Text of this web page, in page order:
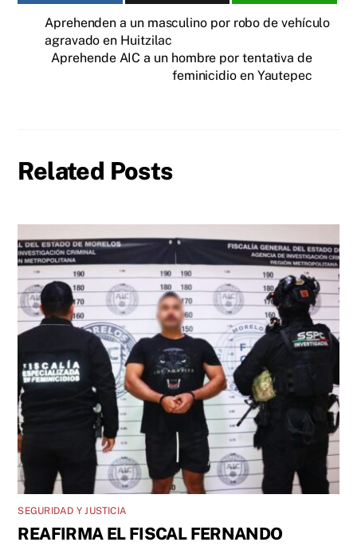
Aprehenden a un masculino por robo de vehículo
agravado en Huitzilac
Aprehende AIC a un hombre por tentativa de
feminicidio en Yautepec
Related Posts
SEGURIDAD Y JUSTICIA
REAFIRMA EL FISCAL FERNANDO